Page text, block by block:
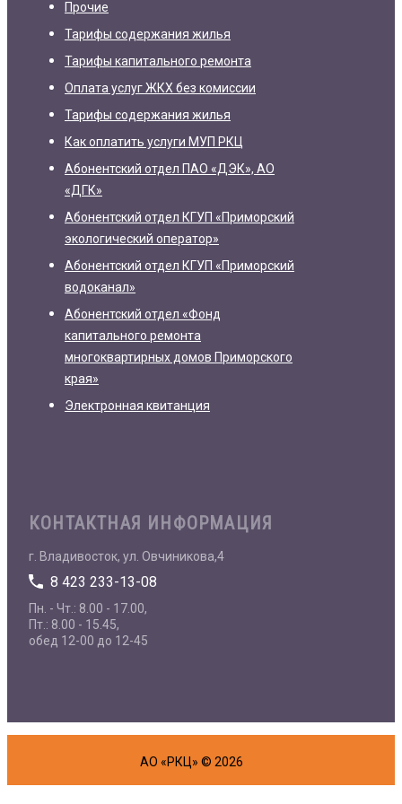
Прочие
Тарифы содержания жилья
Тарифы капитального ремонта
Оплата услуг ЖКХ без комиссии
Тарифы содержания жилья
Как оплатить услуги МУП РКЦ
Абонентский отдел ПАО «ДЭК», АО
«ДГК»
Абонентский отдел КГУП «Приморский
экологический оператор»
Абонентский отдел КГУП «Приморский
водоканал»
Абонентский отдел «Фонд
капитального ремонта
многоквартирных домов Приморского
края»
Электронная квитанция
КОНТАКТНАЯ ИНФОРМАЦИЯ
г. Владивосток, ул. Овчиникова,4
8 423 233-13-08
Пн. - Чт.: 8.00 - 17.00,
Пт.: 8.00 - 15.45,
обед 12-00 до 12-45
АО «РКЦ» © 2026